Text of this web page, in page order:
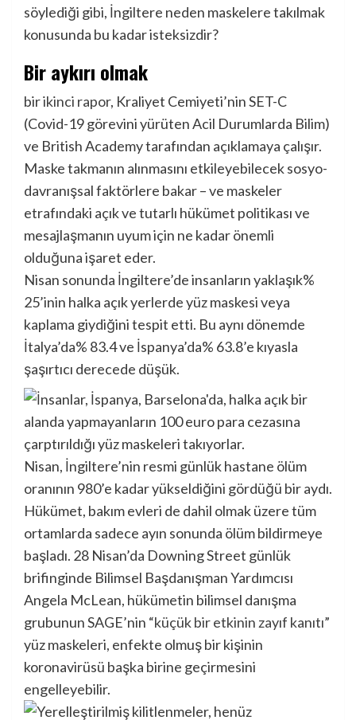
söylediği gibi, İngiltere neden maskelere takılmak
konusunda bu kadar isteksizdir?
Bir aykırı olmak
birikinci rapor, Kraliyet Cemiyeti’nin SET-C
(Covid-19 görevini yürüten Acil Durumlarda Bilim)
ve British Academy tarafından açıklamaya çalışır.
Maske takmanın alınmasını etkileyebilecek sosyo-
davranışsal faktörlere bakar – ve maskeler
etrafındaki açık ve tutarlı hükümet politikası ve
mesajlaşmanın uyum için ne kadar önemli
olduğuna işaret eder.
Nisan sonunda İngiltere’de insanların yaklaşık%
25’inin halka açık yerlerde yüz maskesi veya
kaplama giydiğini tespit etti. Bu aynı dönemde
İtalya’da% 83.4 ve İspanya’da% 63.8’e kıyasla
şaşırtıcı derecede düşük.
Nisan, İngiltere’nin resmi günlük hastane ölüm
oranının 980’e kadar yükseldiğini gördüğü bir aydı.
Hükümet, bakım evleri de dahil olmak üzere tüm
ortamlarda sadece ayın sonunda ölüm bildirmeye
başladı. 28 Nisan’da Downing Street günlük
brifinginde Bilimsel Başdanışman Yardımcısı
Angela McLean, hükümetin bilimsel danışma
grubunun SAGE’nin “küçük bir etkinin zayıf kanıtı”
yüz maskeleri, enfekte olmuş bir kişinin
koronavirüsü başka birine geçirmesini
engelleyebilir.